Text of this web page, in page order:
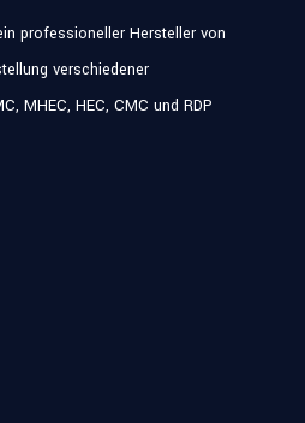
professioneller Hersteller von
verschiedener
MHEC, HEC, CMC und RDP